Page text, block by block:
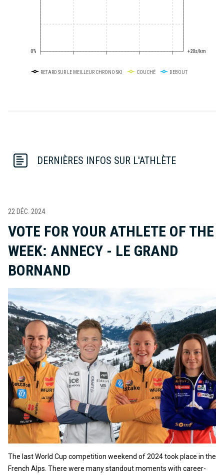
0% +20s/km
RETARD SUR LE MEILLEUR CHRONO SKI COUCHÉ DEBOUT
DERNIÈRES INFOS SUR L'ATHLÈTE
22 DÉC. 2024
VOTE FOR YOUR ATHLETE OF THE
WEEK: ANNECY - LE GRAND
BORNAND
The last World Cup competition weekend of 2024 took place in the
French Alps. There were many standout moments with career-